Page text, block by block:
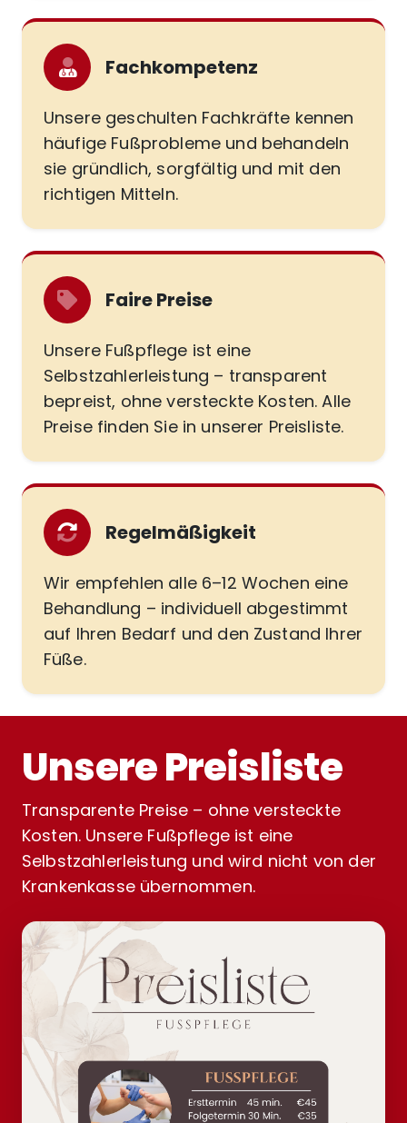
Fachkompetenz
Unsere geschulten Fachkräfte kennen
häufige Fußprobleme und behandeln
sie gründlich, sorgfältig und mit den
richtigen Mitteln.
Faire Preise
Unsere Fußpflege ist eine
Selbstzahlerleistung – transparent
bepreist, ohne versteckte Kosten. Alle
Preise finden Sie in unserer Preisliste.
Regelmäßigkeit
Wir empfehlen alle 6–12 Wochen eine
Behandlung – individuell abgestimmt
auf Ihren Bedarf und den Zustand Ihrer
Füße.
Unsere Preisliste
Transparente Preise – ohne versteckte
Kosten. Unsere Fußpflege ist eine
Selbstzahlerleistung und wird nicht von der
Krankenkasse übernommen.